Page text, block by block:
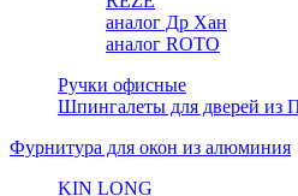
аналог Др Хан
аналог ROTO
Ручки офисные
Шпингалеты для дверей из
Фурнитура для окон из алюминия
KIN LONG